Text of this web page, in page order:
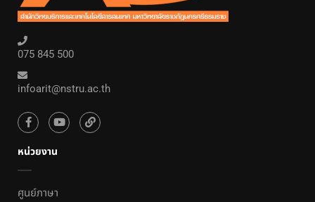
075 845 500
infoarit@nstru.ac.th
หน่วยงาน
ศูนย์ภาษา